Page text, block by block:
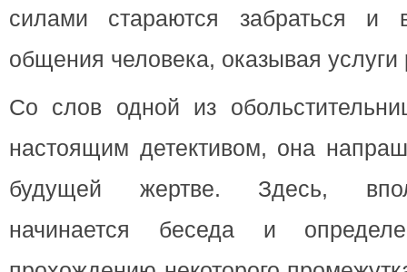
силами стараются забраться и
общения человека, оказывая
Со слов одной из
настоящим детективом, она
будущей жертве. Здесь,
начинается беседа и